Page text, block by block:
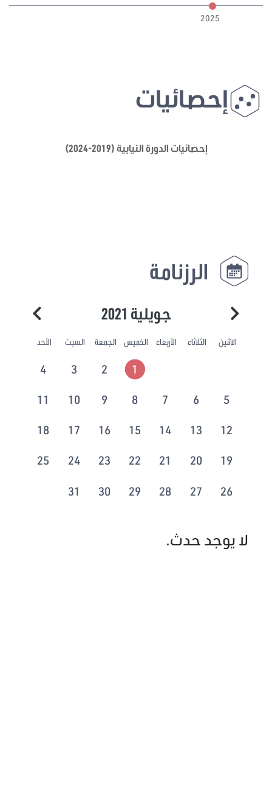
2025
إحصائيات
إحصائيات الدورة النيابية (2019-2024)
الرزنامة
جويلية 2021
الاثنين الثلاثاء الأربعاء الخميس الجمعة السبت الأحد
1
2
3
4
5
6
7
8
9
10
11
12
13
14
15
16
17
18
19
20
21
22
23
24
25
26
27
28
29
30
31
لا يوجد حدث.